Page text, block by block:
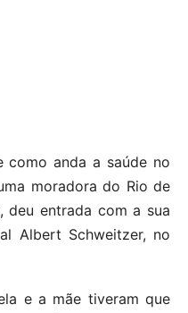
como anda a saúde no
moradora do Rio de
deu entrada com a sua
Albert Schweitzer, no
e a mãe tiveram que